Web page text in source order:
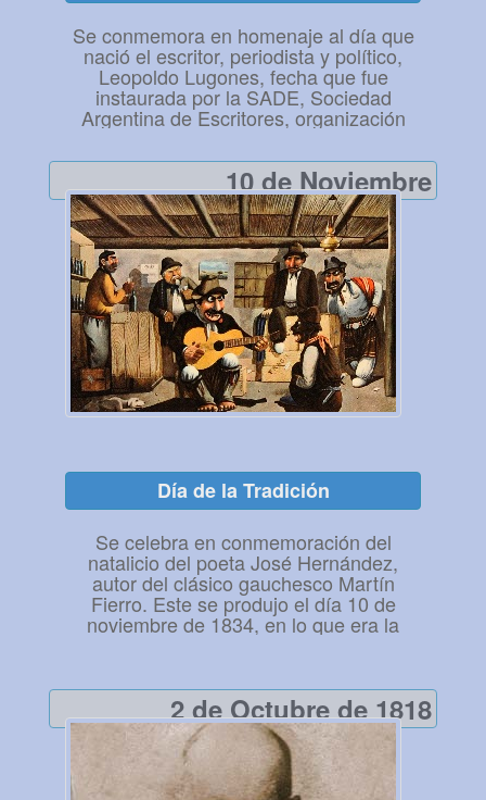
Se conmemora en homenaje al día que
nació el escritor, periodista y político,
Leopoldo Lugones, fecha que fue
instaurada por la SADE, Sociedad
Argentina de Escritores, organización
suicidio de Lugones que la SADE decide
conmemorar a partir de allí todos los
años el Día del Escritor con el día de su
natalicio. Nuestro saludo desde aquí a
todos los intelectuales y creativos
escritores que vuelcan su alma en letras
para compartirla y así llegar con sus
obras a conectar a la distancia con un
rayo que no sabe donde va…
10 de Noviembre
Día de la Tradición
Se celebra en conmemoración del
natalicio del poeta José Hernández,
autor del clásico gauchesco Martín
Fierro. Este se produjo el día 10 de
noviembre de 1834, en lo que era la
hoy convertida en el Museo José
Hernández. Esta chacra o casa de
Pueyrredón fue construída en 1831, lo
que antiguamente conformaba el
Casería de Pedriel se emplaza en Villa
Ballester, más precisamente en la calle
2 de Octubre de 1818